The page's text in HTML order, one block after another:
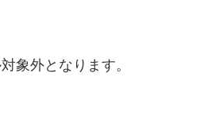
象外となります。